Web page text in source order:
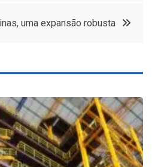
uma expansão robusta